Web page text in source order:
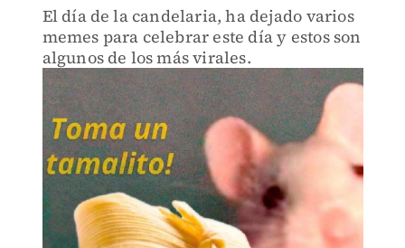
El día de la candelaria, ha dejado varios
memes para celebrar este día y estos son
algunos de los más virales.